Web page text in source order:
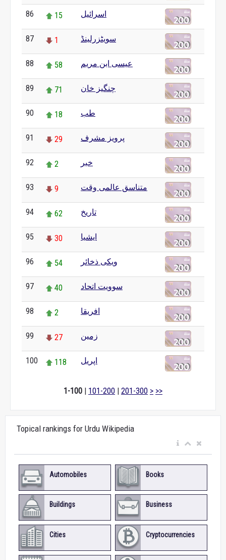
86 15 اسرائیل
87 1 سویٹزرلینڈ
88 58 عیسی ابن مریم
89 71 چنگیز خان
90 18 طب
91 29 پرویز مشرف
92 2 خبر
93 9 متناسق عالمی وقت
94 62 تاریخ
95 30 ایشیا
96 54 ویکی ذخائر
97 40 سوویت اتحاد
98 2 افریقا
99 27 زمین
100 118 اپریل
1-100 | 101-200 | 201-300 > >>
Topical rankings for Urdu Wikipedia
Automobiles Books
Buildings Business
Cities Cryptocurrencies